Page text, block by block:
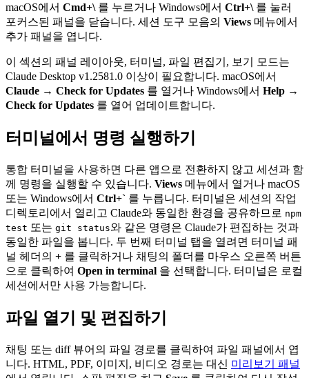
macOS에서 Cmd+\를 누르거나 Windows에서 Ctrl+\를 눌러
포커스된 패널을 닫습니다. 세션 도구 모음의 Views 메뉴에서
추가 패널을 엽니다.
이 섹션의 패널 레이아웃, 터미널, 파일 편집기, 보기 모드는
Claude Desktop v1.2581.0 이상이 필요합니다. macOS에서
Claude → Check for Updates 를 열거나 Windows에서 Help →
Check for Updates 를 열어 업데이트합니다.
터미널에서 명령 실행하기
통합 터미널을 사용하면 다른 앱으로 전환하지 않고 세션과 함
께 명령을 실행할 수 있습니다. Views 메뉴에서 열거나 macOS
또는 Windows에서 Ctrl+` 를 누릅니다. 터미널은 세션의 작업
디렉토리에서 열리고 Claude와 동일한 환경을 공유하므로 npm
test 또는 git status와 같은 명령은 Claude가 편집하는 것과
동일한 파일을 봅니다. 두 번째 터미널 탭을 열려면 터미널 패
널 헤더의 + 를 클릭하거나 채팅의 폴더를 마우스 오른쪽 버튼
으로 클릭하여 Open in terminal 을 선택합니다. 터미널은 로컬
세션에서만 사용 가능합니다.
파일 열기 및 편집하기
채팅 또는 diff 뷰어의 파일 경로를 클릭하여 파일 패널에서 엽
니다. HTML, PDF, 이미지, 비디오 경로는 대신 미리보기 패널